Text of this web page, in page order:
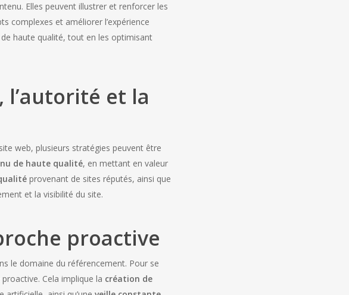
Elles peuvent illustrer et renforcer les
complexes et améliorer l’expérience
haute qualité, tout en les optimisant
l’autorité et la
web, plusieurs stratégies peuvent être
de haute qualité, en mettant en valeur
provenant de sites réputés, ainsi que
et la visibilité du site.
proactive
le domaine du référencement. Pour se
Cela implique la création de